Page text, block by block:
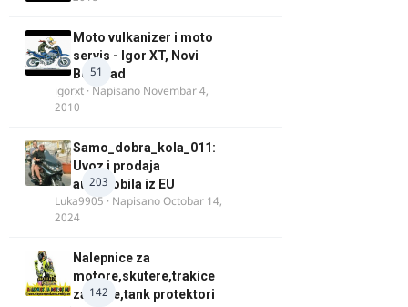
51
Moto vulkanizer i moto
servis - Igor XT, Novi
Beograd
igorxt · Napisano Novembar 4,
2010
203
Samo_dobra_kola_011:
Uvoz i prodaja
automobila iz EU
Luka9905 · NapisanoOctobar 14,
2024
142
Nalepnice za
motore,skutere,trakice
za felne,tank protektori